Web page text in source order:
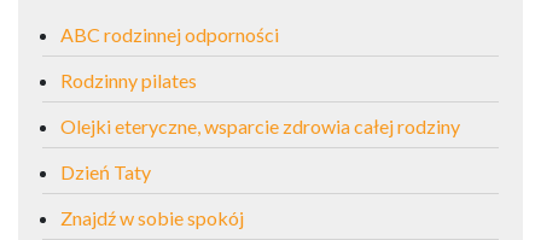
ABC rodzinnej odporności
Rodzinny pilates
Olejki eteryczne, wsparcie zdrowia całej rodziny
Dzień Taty
Znajdź w sobie spokój